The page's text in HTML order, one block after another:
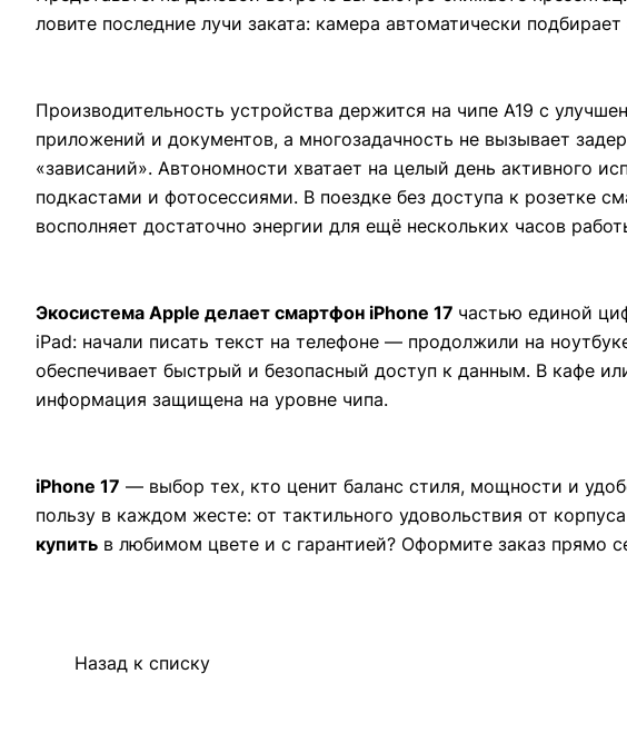
ловите последние лучи заката: камера автоматически
Производительность устройства держится на чипе A19 с
приложений и документов, а многозадачность не вызывает
«зависаний». Автономности хватает на целый день активного
подкастами и фотосессиями. В поездке без доступа к розетке
восполняет достаточно энергии для ещё нескольких часов
Экосистема Apple делает смартфон iPhone 17 частью единой
iPad: начали писать текст на телефоне — продолжили на
обеспечивает быстрый и безопасный доступ к данным. В кафе
информация защищена на уровне чипа.
iPhone 17 — выбор тех, кто ценит баланс стиля, мощности и
пользу в каждом жесте: от тактильного удовольствия от
купить в любимом цвете и с гарантией? Оформите заказ прямо
Назад к списку